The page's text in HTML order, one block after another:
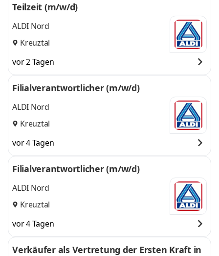
Teilzeit (m/w/d)
ALDI Nord
Kreuztal
vor 2 Tagen
Filialverantwortlicher (m/w/d)
ALDI Nord
Kreuztal
vor 4 Tagen
Filialverantwortlicher (m/w/d)
ALDI Nord
Kreuztal
vor 4 Tagen
Verkäufer als Vertretung der Ersten Kraft in